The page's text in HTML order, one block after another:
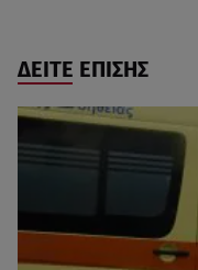
ΔΕΙΤΕ ΕΠΙΣΗΣ